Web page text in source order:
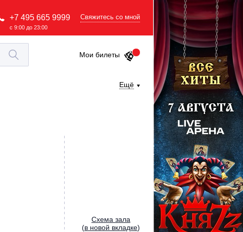
+7 495 665 9999
с 9:00 до 23:00
Свяжитесь со мной
Мои билеты
Ещё
Cхема зала
(в новой вкладке)